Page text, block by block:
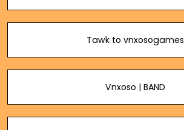
Tawk to vnxosogames
Vnxoso | BAND